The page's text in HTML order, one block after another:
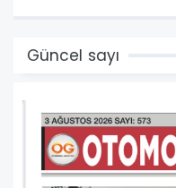
Güncel sayı